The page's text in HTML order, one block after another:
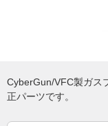
CyberGun/VFC製ガス
正パーツです。